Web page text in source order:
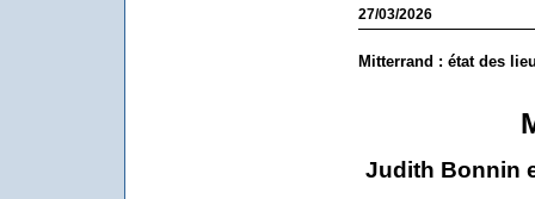
27/03/2026
Mitterrand : état des
Judith Bonnin